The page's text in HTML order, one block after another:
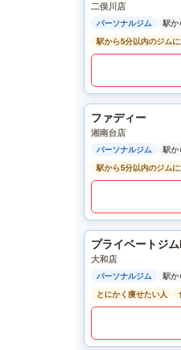
二俣川店
パーソナルジム
駅か
駅から5分以内のジム
ファディー
湘南台店
パーソナルジム
駅か
駅から5分以内のジム
プライベートジ
大和店
パーソナルジム
駅か
とにかく痩せたい人